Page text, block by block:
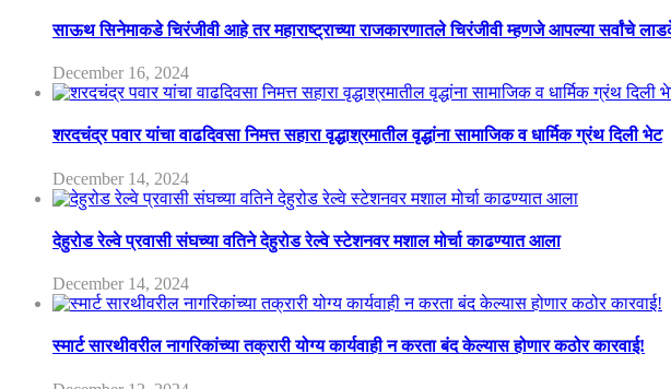
साऊथ सिनेमाकडे चिरंजीवी आहे तर महाराष्ट्राच्या राजकारणातले चिरंजीवी म्हणजे आपल्या सर्वांचे
December 16, 2024
शरदचंद्र पवार यांचा वाढदिवसा निमत्त सहारा वृद्धाश्रमातील वृद्धांना सामाजिक व धार्मिक ग्रंथ दिली भेट
December 14, 2024
देहुरोड रेल्वे प्रवासी संघच्या वतिने देहुरोड रेल्वे स्टेशनवर मशाल मोर्चा काढण्यात आला
December 14, 2024
स्मार्ट सारथीवरील नागरिकांच्या तक्रारी योग्य कार्यवाही न करता बंद केल्यास होणार कठोर कारवाई!